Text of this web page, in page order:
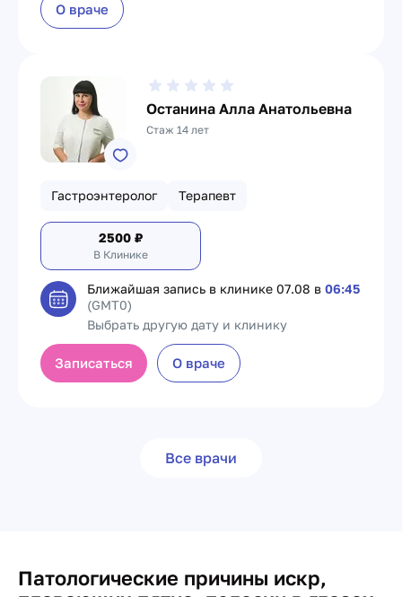
О враче
Останина Алла Анатольевна
Стаж 14 лет
Гастроэнтеролог Терапевт
2500 ₽
В Клинике
Ближайшая запись в клинике 07.08 в 06:45
(GMT0)
Выбрать другую дату и клинику
Записаться О враче
Все врачи
Патологические причины искр,